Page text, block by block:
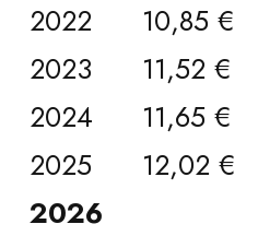
2022
10,85 €
2023
11,52 €
2024
11,65 €
2025
12,02 €
2026